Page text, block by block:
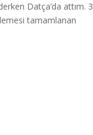
Datça’da attım. 3
tamamlanan